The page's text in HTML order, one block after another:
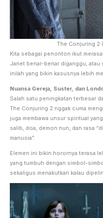
The Conjuring 2
Kita sebagai penonton ikut
Janet benar-benar diganggu, atau
inilah yang bikin kasusnya lebih
Nuansa Gereja, Suster, dan
Salah satu peningkatan terbesar
The Conjuring 2 nggak cuma
juga membawa unsur spiritual
salib, doa, demon nun, dan rasa
manusia”.
Elemen ini bikin horornya terasa
yang tumbuh dengan simbol-
sekaligus menakutkan kalau